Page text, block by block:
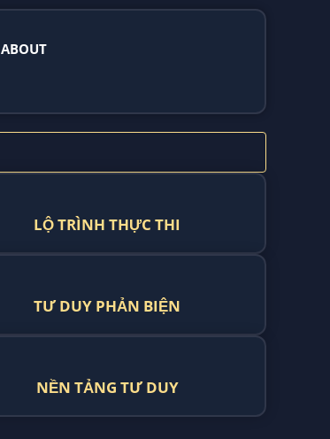
ABOUT
LỘ TRÌNH THỰC THI
TƯ DUY PHẢN BIỆN
NỀN TẢNG TƯ DUY